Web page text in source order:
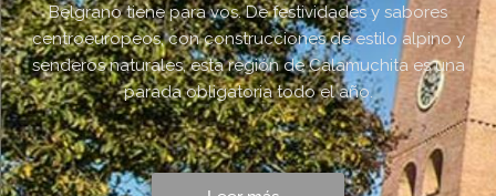
Belgrano tiene para vos. De festividades y sabores
centroeuropeos, con construcciones de estilo alpino y
senderos naturales, esta región de Calamuchita es una
parada obligatoria todo el año.